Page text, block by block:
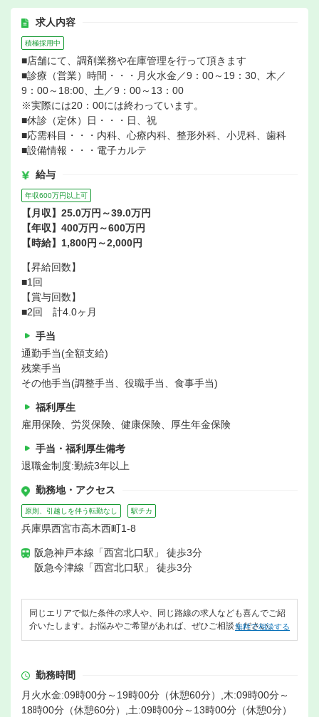
求人内容
積極採用中
■店舗にて、調剤業務や在庫管理を行って頂きます
■診療（営業）時間・・・月火水金／9：00～19：30、木／
9：00～18:00、土／9：00～13：00
※実際には20：00には終わっています。
■休診（定休）日・・・日、祝
■応需科目・・・内科、心療内科、整形外科、小児科、歯科
■設備情報・・・電子カルテ
給与
年収600万円以上可
【月収】25.0万円～39.0万円
【年収】400万円～600万円
【時給】1,800円～2,000円
【昇給回数】
■1回
【賞与回数】
■2回 計4.0ヶ月
手当
通勤手当(全額支給)
残業手当
その他手当(調整手当、役職手当、食事手当)
福利厚生
雇用保険、労災保険、健康保険、厚生年金保険
手当・福利厚生備考
退職金制度:勤続3年以上
勤務地・アクセス
原則、引越しを伴う転勤なし 駅チカ
兵庫県西宮市高木西町1-8
阪急神戸本線「西宮北口駅」 徒歩3分
阪急今津線「西宮北口駅」 徒歩3分
同じエリアで似た条件の求人や、同じ路線の求人なども喜んでご紹
介いたします。お悩みやご希望があれば、ぜひご相談ください。
無料で相談する
勤務時間
月火水金:09時00分～19時00分（休憩60分）,木:09時00分～
18時00分（休憩60分）,土:09時00分～13時00分（休憩0分）